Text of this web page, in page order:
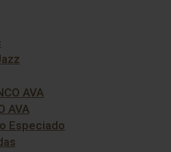
AVA
AVA
Especiado